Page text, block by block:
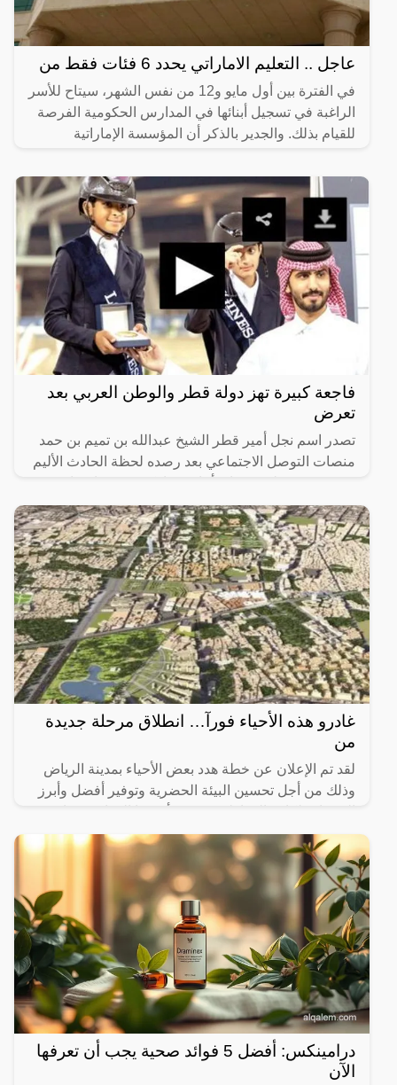
عاجل .. التعليم الاماراتي يحدد 6 فئات فقط من
في الفترة بين أول مايو و12 من نفس الشهر، سيتاح للأسر
الراغبة في تسجيل أبنائها في المدارس الحكومية الفرصة
للقيام بذلك. والجدير بالذكر أن المؤسسة الإماراتية
فاجعة كبيرة تهز دولة قطر والوطن العربي بعد
تعرض
تصدر اسم نجل أمير قطر الشيخ عبدالله بن تميم بن حمد
منصات التوصل الاجتماعي بعد رصده لحظة الحادث الأليم
سابق للخيول
غادرو هذه الأحياء فورآ… انطلاق مرحلة جديدة
من
لقد تم الإعلان عن خطة هدد بعض الأحياء بمدينة الرياض
وذلك من أجل تحسين البيئة الحضرية وتوفير أفضل وأبرز
ظل
درامينكس: أفضل 5 فوائد صحية يجب أن تعرفها
الآن